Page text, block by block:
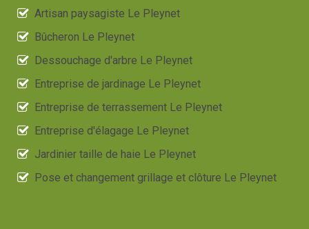
Artisan paysagiste Le Pleynet
Bûcheron Le Pleynet
Dessouchage d'arbre Le Pleynet
Entreprise de jardinage Le Pleynet
Entreprise de terrassement Le Pleynet
Entreprise d'élagage Le Pleynet
Jardinier taille de haie Le Pleynet
Pose et changement grillage et clôture Le Pleynet